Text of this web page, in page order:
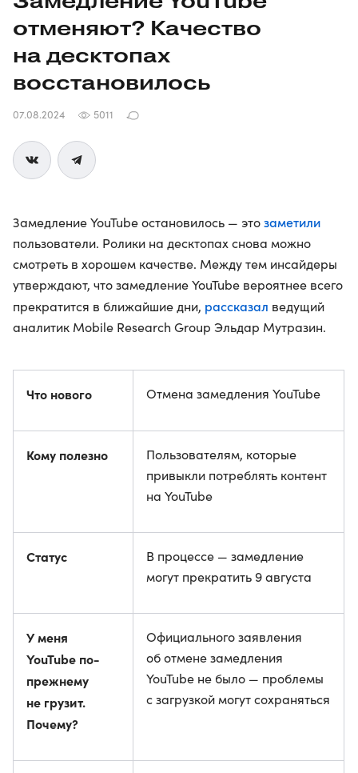
отменяют? Качество
на десктопах
восстановилось
07.08.2024 5011
Замедление YouTube остановилось — этозаметили
пользователи. Ролики на десктопах снова можно
смотреть в хорошем качестве. Между тем инсайдеры
утверждают, что замедление YouTube вероятнее всего
прекратится в ближайшие дни, рассказал ведущий
аналитик Mobile Research Group Эльдар Мутразин.
Что нового Отмена замедления YouTube
Кому полезно
Пользователям, которые
привыкли потреблять контент
на YouTube
Статус
В процессе — замедление
могут прекратить 9 августа
У меня
YouTube по-
прежнему
не грузит.
Почему?
Официального заявления
об отмене замедления
YouTube не было — проблемы
с загрузкой могут сохраняться